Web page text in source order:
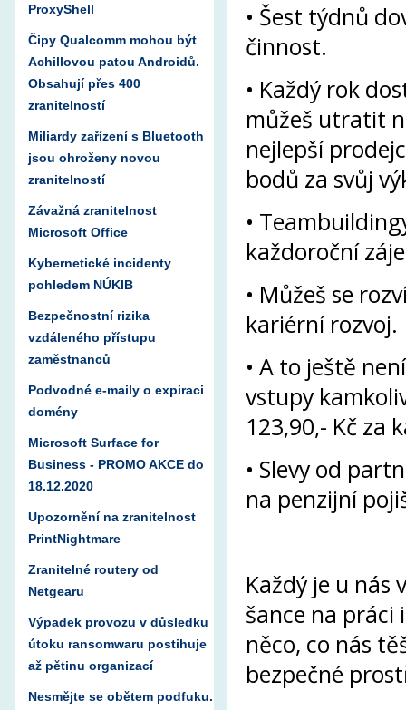
ProxyShell
Čipy Qualcomm mohou být
Achillovou patou Androidů.
Obsahují přes 400
zranitelností
Miliardy zařízení s Bluetooth
jsou ohroženy novou
zranitelností
Závažná zranitelnost
Microsoft Office
Kybernetické incidenty
pohledem NÚKIB
Bezpečnostní rizika
vzdáleného přístupu
zaměstnanců
Podvodné e-maily o expiraci
domény
Microsoft Surface for
Business - PROMO AKCE do
18.12.2020
Upozornění na zranitelnost
PrintNightmare
Zranitelné routery od
Netgearu
Výpadek provozu v důsledku
útoku ransomwaru postihuje
až pětinu organizací
Nesmějte se obětem podfuku.
• Šest týdnů
činnost.
• Každý rok
můžeš utratit
nejlepší
bodů za svůj
•
každoroční
• Můžeš se
kariérní rozvoj.
• A to ještě
vstupy
123,90,- Kč za
• Slevy od
na penzijní
Každý je u nás
šance na práci
něco, co nás
bezpečné